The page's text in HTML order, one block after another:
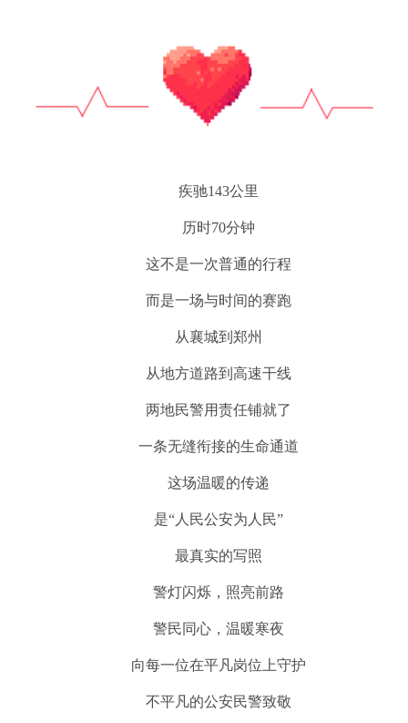
疾驰143公里
历时70分钟
这不是一次普通的行程
而是一场与时间的赛跑
从襄城到郑州
从地方道路到高速干线
两地民警用责任铺就了
一条无缝衔接的生命通道
这场温暖的传递
是“人民公安为人民”
最真实的写照
警灯闪烁，照亮前路
警民同心，温暖寒夜
向每一位在平凡岗位上守护
不平凡的公安民警致敬